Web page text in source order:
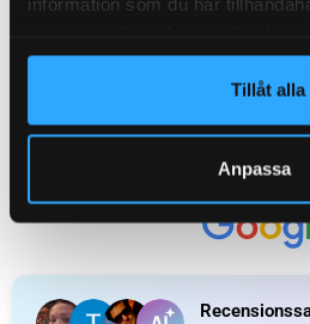
Tillåt alla
Anpassa
Baserat på138